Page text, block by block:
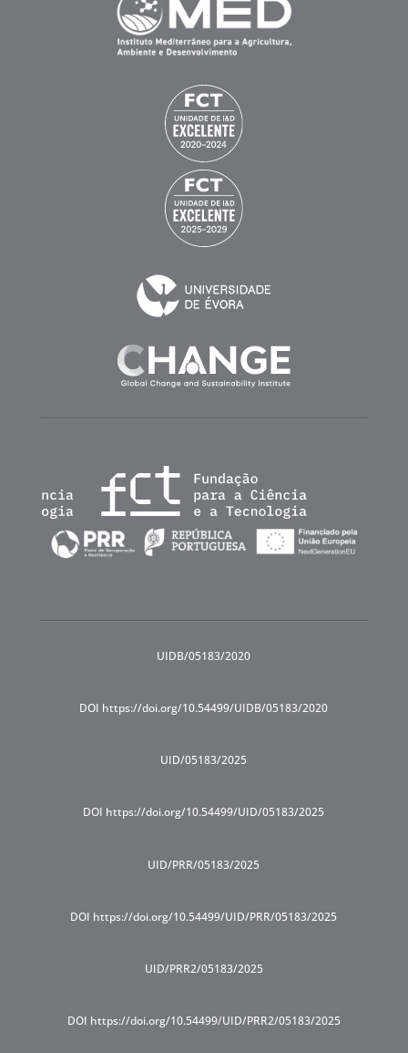
UIDB/05183/2020
DOI https://doi.org/10.54499/UIDB/05183/2020
UID/05183/2025
DOI https://doi.org/10.54499/UID/05183/2025
UID/PRR/05183/2025
DOI https://doi.org/10.54499/UID/PRR/05183/2025
UID/PRR2/05183/2025
DOI https://doi.org/10.54499/UID/PRR2/05183/2025